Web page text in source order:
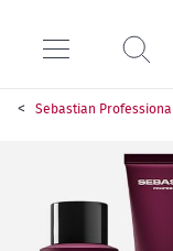
Sebastian Professional